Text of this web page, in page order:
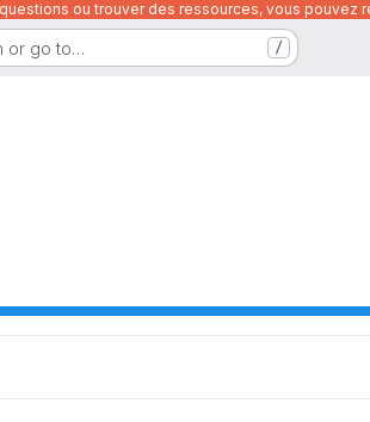
ou trouver des ressources, vous pouvez
or go to… /